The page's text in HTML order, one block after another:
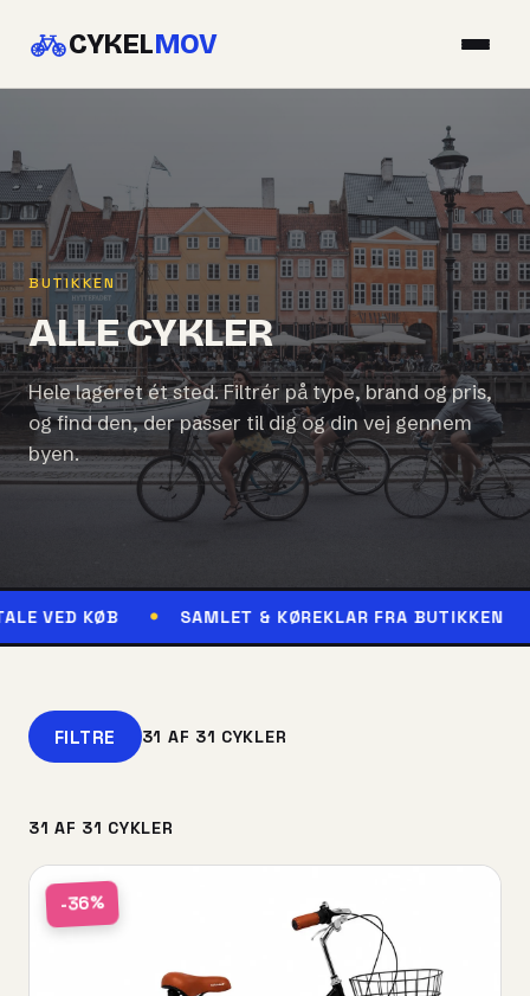
CYKELMOV
BUTIKKEN
ALLE CYKLER
Hele lageret ét sted. Filtrér på type, brand og pris,
og find den, der passer til dig og din vej gennem
byen.
SAMLET & KØREKLAR FRA BUTIKKEN
FILTRE 31 AF 31 CYKLER
31 AF 31 CYKLER
-36%